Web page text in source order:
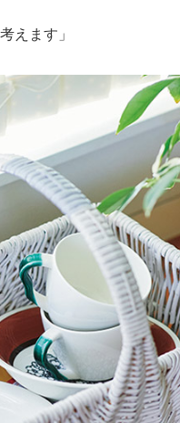
えます」